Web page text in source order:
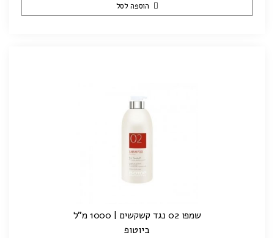
הוספה לסל
שמפו 02 נגד קשקשים | 1000 מ"ל
ביוטופ